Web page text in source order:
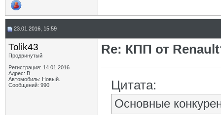
23.01.2016, 15:59
Tolik43
Продвинутый
Регистрация: 14.01.2016
Адрес: В
Автомобиль: Новый.
Сообщений: 990
Re: КПП от
Цитата:
Основные